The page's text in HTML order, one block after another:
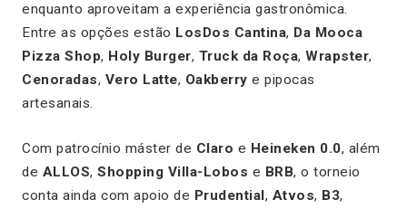
enquanto aproveitam a experiência gastronômica.
Entre as opções estão LosDos Cantina, Da Mooca
Pizza Shop, Holy Burger, Truck da Roça, Wrapster,
Cenoradas, Vero Latte, Oakberry e pipocas
artesanais.
Com patrocínio máster de Claro e Heineken 0.0, além
de ALLOS, Shopping Villa-Lobos e BRB, o torneio
conta ainda com apoio de Prudential, Atvos, B3,